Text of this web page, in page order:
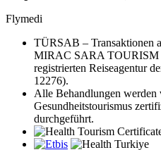
Flymedi
TÜRSAB – Transaktionen
MIRAC SARA TOURISM
registrierten Reiseagentur
12276).
Alle Behandlungen werden
Gesundheitstourismus
durchgeführt.